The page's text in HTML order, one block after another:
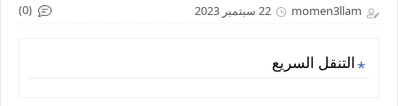
momen3llam 22 سبتمبر 2023 (0)
التنقل السريع